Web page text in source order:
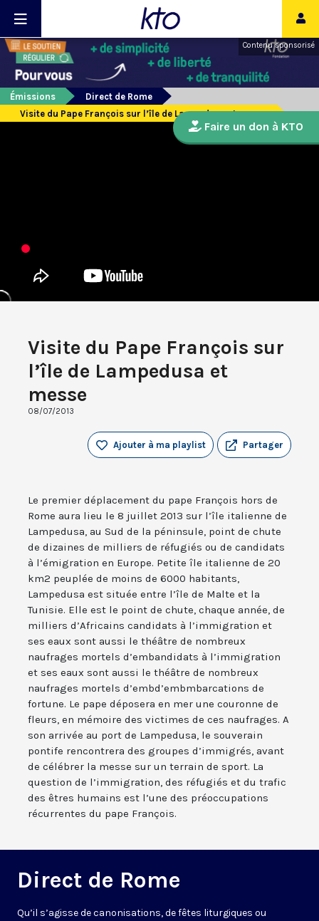
Contenu sponsorisé
Émissions
Direct de Rome
Visite du Pape François sur l’île de Lampedusa et messe
Visite du Pape François sur
l’île de Lampedusa et
messe
08/07/2013
Partager
Ajouter à ma playlist
Le premier déplacement du pape François hors de
Rome aura lieu le 8 juillet 2013 sur l’île italienne de
Lampedusa, au Sud de la péninsule, point de chute
de dizaines de milliers de réfugiés ou de candidats
à l’émigration en Europe. Petite île italienne de 20
km2 peuplée de moins de 6000 habitants,
Lampedusa est située entre l’île de Malte et la
Tunisie. Elle est le point de chute, chaque année, de
milliers d’Africains candidats à l’immigration et
ses eaux sont aussi le théâtre de nombreux
naufrages mortels d’embandidats à l’immigration
et ses eaux sont aussi le théâtre de nombreux
naufrages mortels d’embd’embmbarcations de
fortune. Le pape déposera en mer une couronne de
fleurs, en mémoire des victimes de ces naufrages. A
son arrivée au port de Lampedusa, le souverain
pontife rencontrera des groupes d’immigrés, avant
de célébrer la messe sur un terrain de sport. La
question de l’immigration, des réfugiés et du trafic
des êtres humains est l’une des préoccupations
récurrentes du pape François.
Direct de Rome
Qu’il s’agisse de canonisations, de fêtes liturgiques ou
Faire un don à KTO